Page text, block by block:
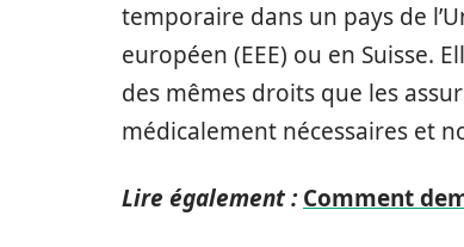
temporaire dans un pays de
européen (EEE) ou en Suisse.
des mêmes droits que les
médicalement nécessaires et
Lire également : Comment